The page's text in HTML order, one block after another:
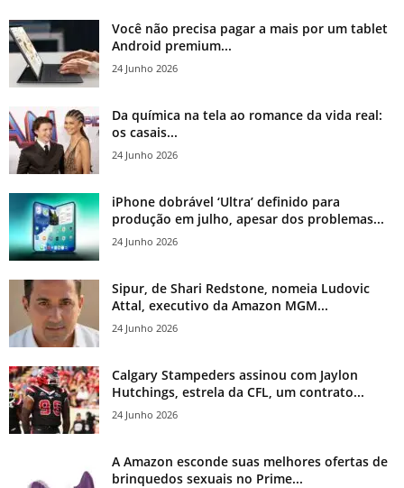
Você não precisa pagar a mais por um tablet
Android premium...
24 Junho 2026
Da química na tela ao romance da vida real:
os casais...
24 Junho 2026
iPhone dobrável ‘Ultra’ definido para
produção em julho, apesar dos problemas...
24 Junho 2026
Sipur, de Shari Redstone, nomeia Ludovic
Attal, executivo da Amazon MGM...
24 Junho 2026
Calgary Stampeders assinou com Jaylon
Hutchings, estrela da CFL, um contrato...
24 Junho 2026
A Amazon esconde suas melhores ofertas de
brinquedos sexuais no Prime...